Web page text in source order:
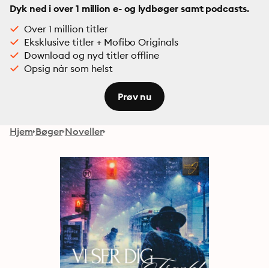
Dyk ned i over 1 million e- og lydbøger samt podcasts.
Over 1 million titler
Eksklusive titler + Mofibo Originals
Download og nyd titler offline
Opsig når som helst
Prøv nu
Hjem Bøger Noveller